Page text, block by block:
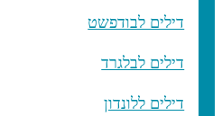
דילים לבודפשט
דילים לבלגרד
דילים ללונדון